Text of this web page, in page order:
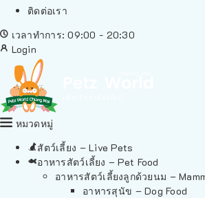
ติดต่อเรา
เวลาทำการ: 09:00 - 20:30
Login
หมวดหมู่
สัตว์เลี้ยง – Live Pets
อาหารสัตว์เลี้ยง – Pet Food
อาหารสัตว์เลี้ยงลูกด้วยนม –
อาหารสุนัข – Dog Food